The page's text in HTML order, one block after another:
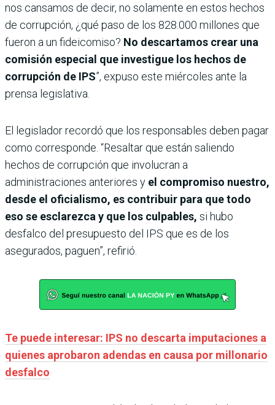
nos cansamos de decir, no solamente en estos hechos
de corrupción, ¿qué paso de los 828.000 millones que
fueron a un fideicomiso? No descartamos crear una
comisión especial que investigue los hechos de
corrupción de IPS”, expuso este miércoles ante la
prensa legislativa.
El legislador recordó que los responsables deben pagar
como corresponde. “Resaltar que están saliendo
hechos de corrupción que involucran a
administraciones anteriores y el compromiso nuestro,
desde el oficialismo, es contribuir para que todo
eso se esclarezca y que los culpables, si hubo
desfalco del presupuesto del IPS que es de los
asegurados, paguen”, refirió.
Te puede interesar: IPS no descarta imputaciones a
quienes aprobaron adendas en causa por millonario
desfalco